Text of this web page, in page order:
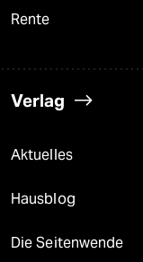
Rente
Verlag
Aktuelles
Hausblog
Die Seitenwende